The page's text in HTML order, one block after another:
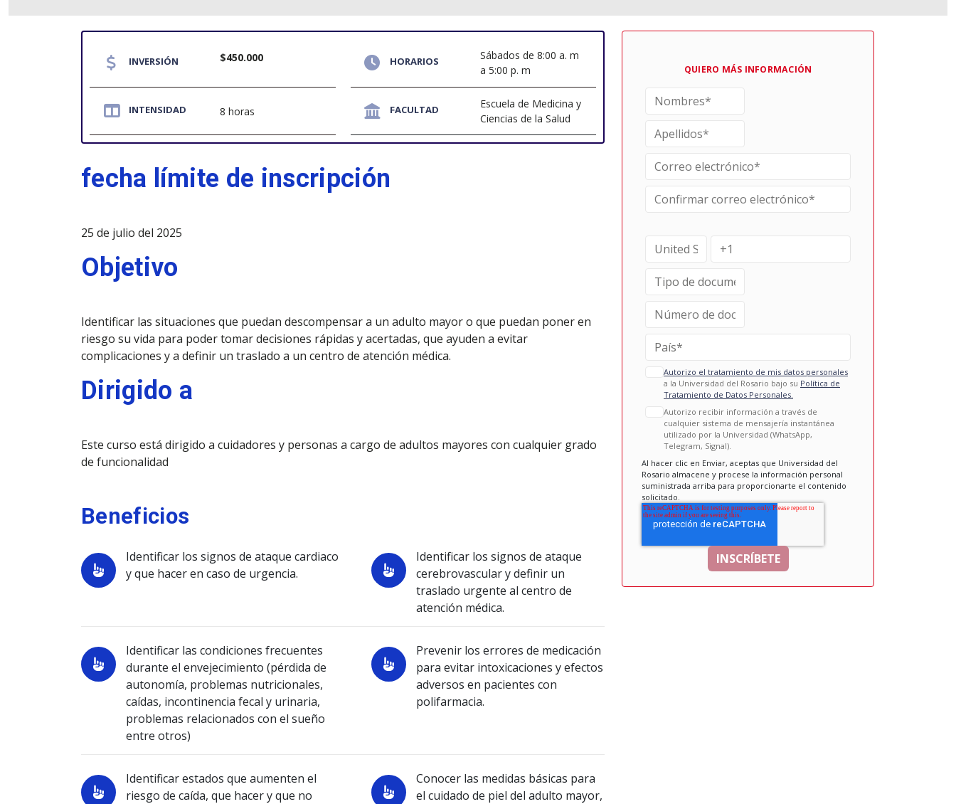
INVERSIÓN $450.000 HORARIOS
Sábados de 8:00 a. m
a 5:00 p. m
INTENSIDAD 8 horas FACULTAD
Escuela de Medicina y
Ciencias de la Salud
fecha límite de inscripción
25 de julio del 2025
Objetivo
Identificar las situaciones que puedan descompensar a un adulto mayor o que puedan poner en
riesgo su vida para poder tomar decisiones rápidas y acertadas, que ayuden a evitar
complicaciones y a definir un traslado a un centro de atención médica.
Dirigido a
Este curso está dirigido a cuidadores y personas a cargo de adultos mayores con cualquier grado
de funcionalidad
Beneficios
Identificar los signos de ataque cardiaco
y que hacer en caso de urgencia.
Identificar los signos de ataque
cerebrovascular y definir un
traslado urgente al centro de
atención médica.
Identificar las condiciones frecuentes
durante el envejecimiento (pérdida de
autonomía, problemas nutricionales,
caídas, incontinencia fecal y urinaria,
problemas relacionados con el sueño
entre otros)
Prevenir los errores de medicación
para evitar intoxicaciones y efectos
adversos en pacientes con
polifarmacia.
Identificar estados que aumenten el
riesgo de caída, que hacer y que no
Conocer las medidas básicas para
el cuidado de piel del adulto mayor,
QUIERO MÁS INFORMACIÓN
Autorizo el tratamiento de mis datos personales
a la Universidad del Rosario bajo su Política de
Tratamiento de Datos Personales.
Autorizo recibir información a través de
cualquier sistema de mensajería instantánea
utilizado por la Universidad (WhatsApp,
Telegram, Signal).
Al hacer clic en Enviar, aceptas que Universidad del
Rosario almacene y procese la información personal
suministrada arriba para proporcionarte el contenido
solicitado.